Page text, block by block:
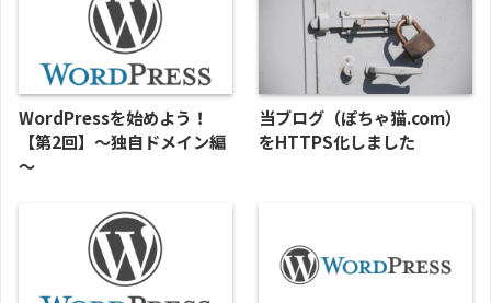
WordPressを始めよう！
【第2回】～独自ドメイン編
～
当ブログ（ぽちゃ猫.com）
をHTTPS化しました